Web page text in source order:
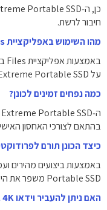
חיבור לרשת.
מהו השימוש באפליקציית Files עם הכונן?
על SanDisk Extreme Portable SSD.
כמה נפחים זמינים לכונן?
בהתאם לצורכי האחסון
כיצד הכונן תורם
Portable SSD משפר את היעילות והפרודוקטיביות של המשתמש.
האם ניתן להעביר וידאו 4K במהירות?